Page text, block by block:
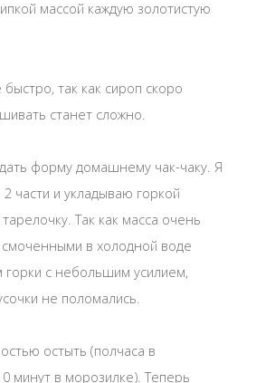
массой каждую золотистую
так как сироп скоро
станет сложно.
форму домашнему чак-чаку. Я
части и укладываю горкой
Так как масса очень
смоченными в холодной воде
с небольшим усилием,
не поломались.
остыть (полчаса в
минут в морозилке). Теперь